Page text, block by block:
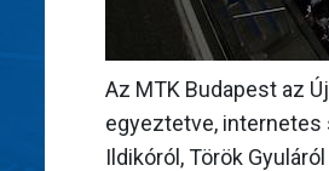
Az MTK Budapest az
egyeztetve, internetes
Ildikóról, Török